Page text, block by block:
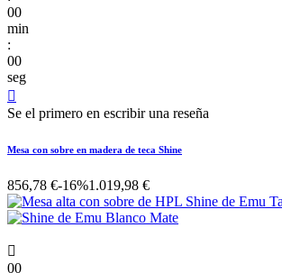
00
min
:
00
seg

Se el primero en escribir una reseña
Mesa con sobre en madera de teca Shine
856,78 €-16%1.019,98 €

00